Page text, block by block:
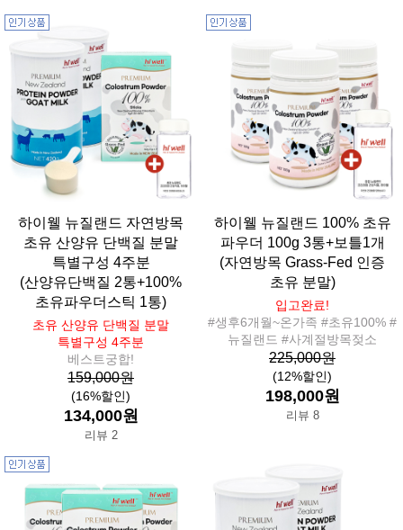
하이웰 뉴질랜드 자연방목
초유 산양유 단백질 분말
특별구성 4주분
(산양유단백질 2통+100%
초유파우더스틱 1통)
초유 산양유 단백질 분말
특별구성 4주분
베스트궁합!
159,000원
(16%할인)
134,000원
리뷰 2
하이웰 뉴질랜드 100% 초유
파우더 100g 3통+보틀1개
(자연방목 Grass-Fed 인증
초유 분말)
입고완료!
#생후6개월~온가족 #초유100% #
뉴질랜드 #사계절방목젖소
225,000원
(12%할인)
198,000원
리뷰 8